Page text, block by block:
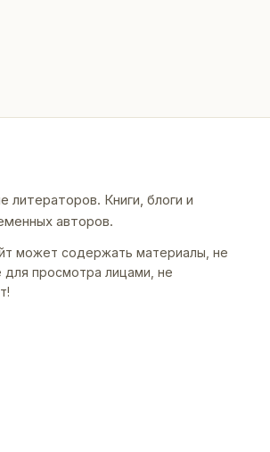
литераторов. Книги, блоги и
авторов.
может содержать материалы, не
для просмотра лицами, не